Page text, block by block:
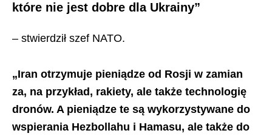
które nie jest dobre dla Ukrainy”
– stwierdził szef NATO.
„Iran otrzymuje pieniądze od Rosji w zamian
za, na przykład, rakiety, ale także technologię
dronów. A pieniądze te są wykorzystywane do
wspierania Hezbollahu i Hamasu, ale także do